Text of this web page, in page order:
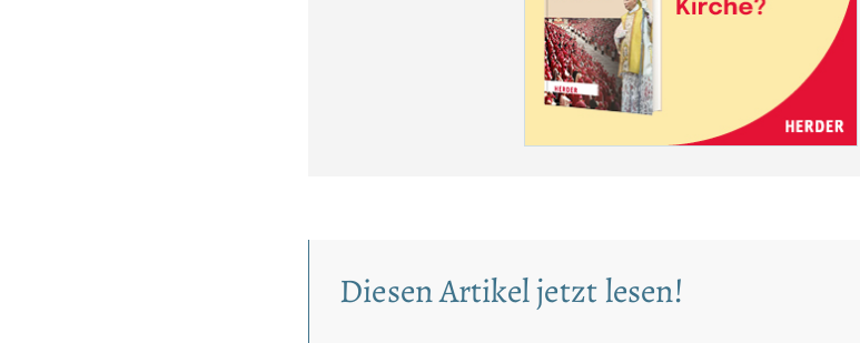
Diesen Artikel jetzt lesen!